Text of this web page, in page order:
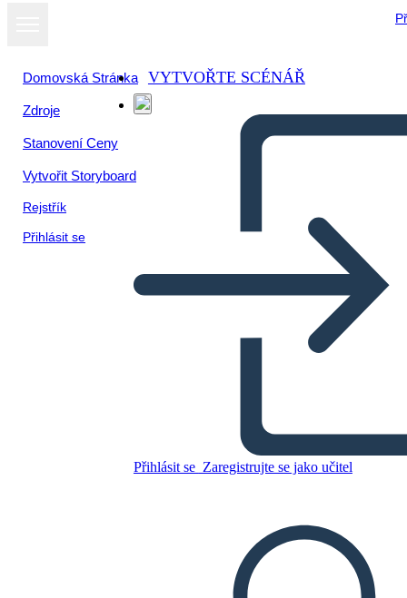
Domovská Stránka
Zdroje
Stanovení Ceny
Vytvořit Storyboard
Rejstřík
Přihlásit se
VYTVOŘTE SCÉNÁŘ
Přihlásit se Zaregistrujte se jako učitel
de Pandora
PŘEHRÁT PREZENTACI
PŘEČTI MI
Zobrazit jako
prezentaci